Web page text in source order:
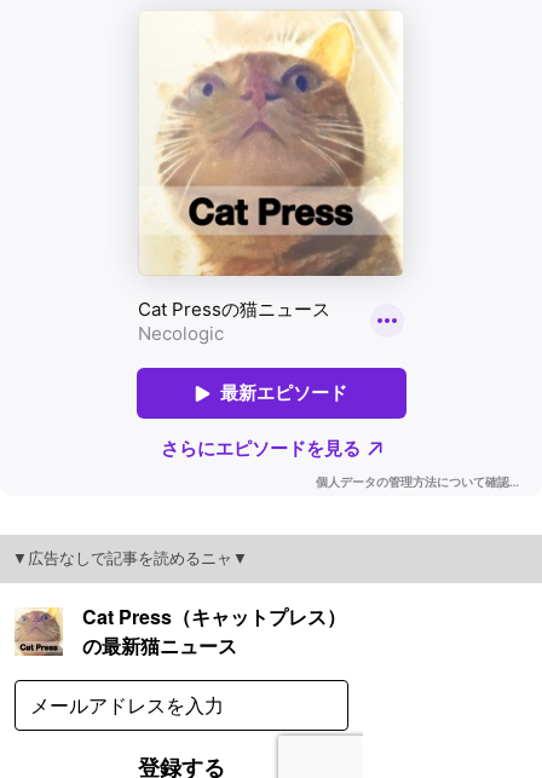
▼広告なしで記事を読めるニャ▼